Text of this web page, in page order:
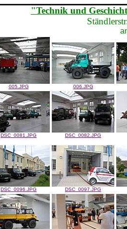
"Technik und
005.JPG 006.JPG
DSC_0081.JPG DSC_0082.JPG
DSC_0096.JPG DSC_0097.JPG